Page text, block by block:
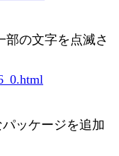
部の文字を点滅さ
ッケージを追加